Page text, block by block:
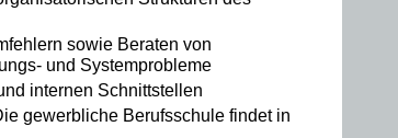
sowie Beraten von
und Systemprobleme
internen Schnittstellen
gewerbliche Berufsschule findet in